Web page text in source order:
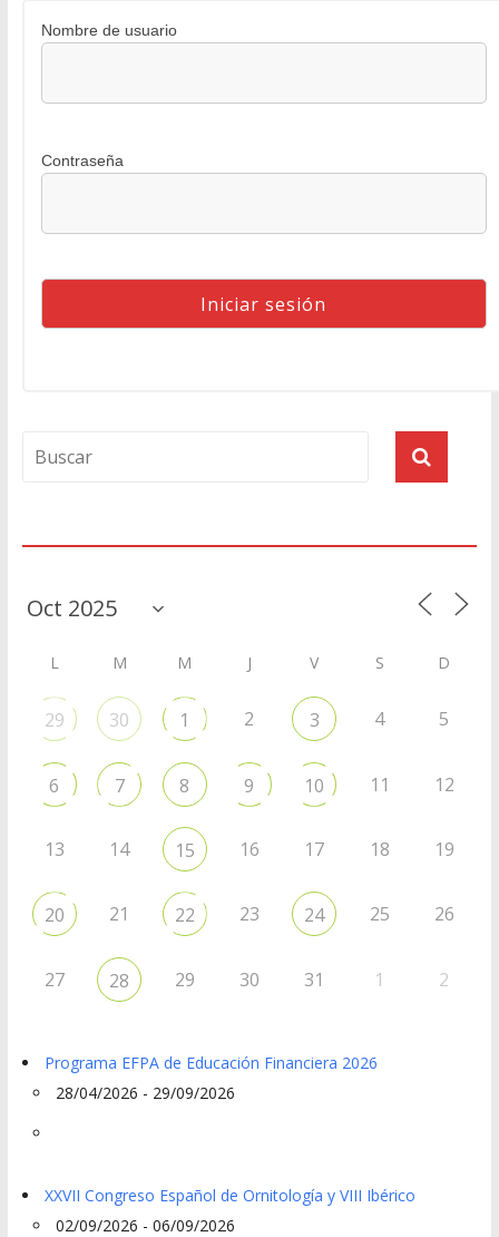
Nombre de usuario
Contraseña
L M M J V S D
29 30 1 2 3 4 5
6 7 8 9 10 11 12
13 14 15 16 17 18 19
20 21 22 23 24 25 26
27 28 29 30 31 1 2
Programa EFPA de Educación Financiera 2026
28/04/2026 - 29/09/2026
XXVII Congreso Español de Ornitología y VIII Ibérico
02/09/2026 - 06/09/2026